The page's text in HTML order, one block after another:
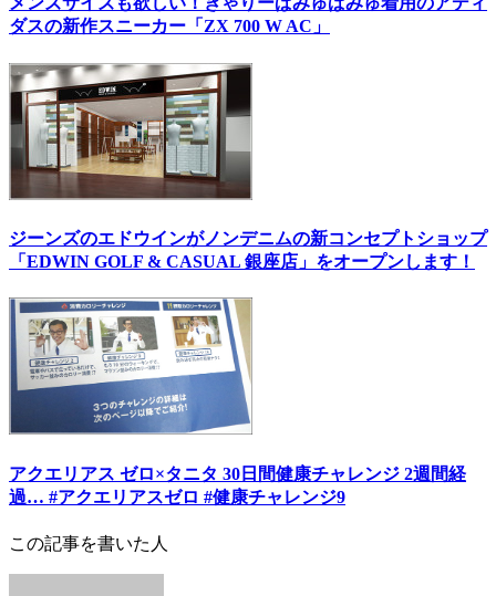
ダスの新作スニーカー「ZX 700 W AC」
ジーンズのエドウインがノンデニムの新コンセプトショップ
「EDWIN GOLF & CASUAL 銀座店」をオープンします！
アクエリアス ゼロ×タニタ 30日間健康チャレンジ 2週間経
過… #アクエリアスゼロ #健康チャレンジ9
この記事を書いた人